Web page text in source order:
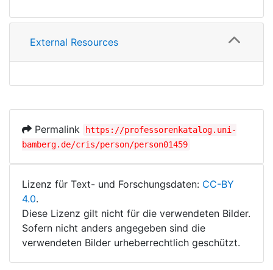
External Resources
Permalink
https://professorenkatalog.uni-
bamberg.de/cris/person/person01459
Lizenz für Text- und Forschungsdaten: CC-BY
4.0.
Diese Lizenz gilt nicht für die verwendeten Bilder.
Sofern nicht anders angegeben sind die
verwendeten Bilder urheberrechtlich geschützt.